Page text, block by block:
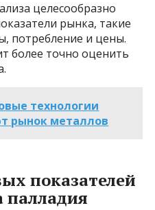
целесообразно
рынка, такие
потребление и цены.
более точно оценить
технологии
рынок металлов
показателей
палладия